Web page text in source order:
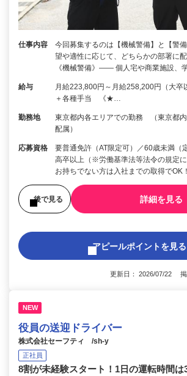
仕事内容
今回募集するのは【機械警備】と【警
望や適性に応じて、どちらかの部署に
《機械警備》―― 個人宅や商業施設、
給与
月給223,800円～月給258,200円（大卒
＋各種手当 《★…
勤務地
東京都内各エリアでの勤務 （東京都
配属）
応募資格
要普通免許（AT限定可）／60歳未満（
高卒以上（※労働基準法等法令の規定
お持ちでない方は入社までの取得でOK！
後で見る 詳細を見る
アピールポイントを見る
更新日： 2026/07/22 掲
NEW
役員の送迎ドライバー
株式会社セーフティ /sh-y
正社員
8割が未経験スタート！1日の運転時間